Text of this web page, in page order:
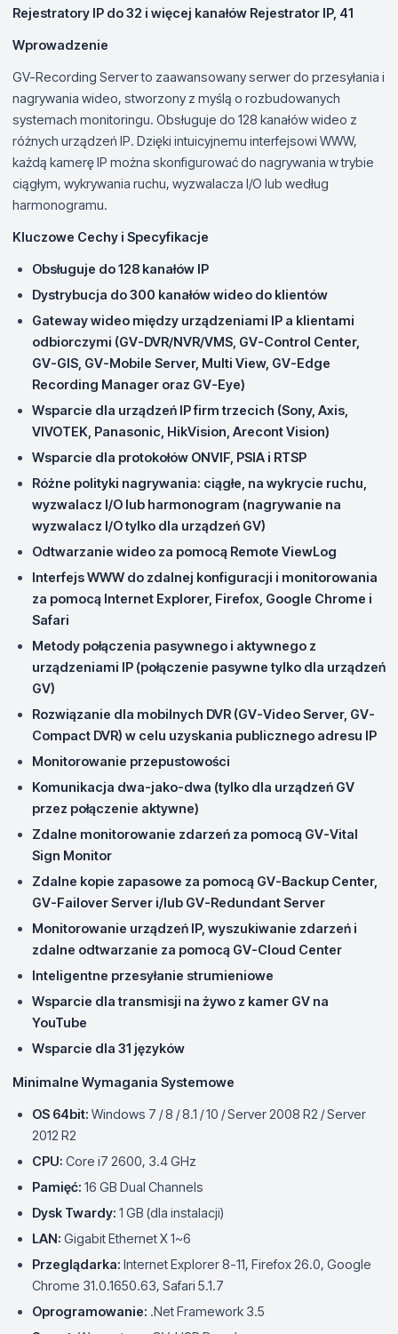
Rejestratory IP do 32 i więcej kanałów Rejestrator IP, 41
Wprowadzenie
GV-Recording Server to zaawansowany serwer do przesyłania i
nagrywania wideo, stworzony z myślą o rozbudowanych
systemach monitoringu. Obsługuje do 128 kanałów wideo z
różnych urządzeń IP. Dzięki intuicyjnemu interfejsowi WWW,
każdą kamerę IP można skonfigurować do nagrywania w trybie
ciągłym, wykrywania ruchu, wyzwalacza I/O lub według
harmonogramu.
Kluczowe Cechy i Specyfikacje
Obsługuje do 128 kanałów IP
Dystrybucja do 300 kanałów wideo do klientów
Gateway wideo między urządzeniami IP a klientami
odbiorczymi (GV-DVR/NVR/VMS, GV-Control Center,
GV-GIS, GV-Mobile Server, Multi View, GV-Edge
Recording Manager oraz GV-Eye)
Wsparcie dla urządzeń IP firm trzecich (Sony, Axis,
VIVOTEK, Panasonic, HikVision, Arecont Vision)
Wsparcie dla protokołów ONVIF, PSIA i RTSP
Różne polityki nagrywania: ciągłe, na wykrycie ruchu,
wyzwalacz I/O lub harmonogram (nagrywanie na
wyzwalacz I/O tylko dla urządzeń GV)
Odtwarzanie wideo za pomocą Remote ViewLog
Interfejs WWW do zdalnej konfiguracji i monitorowania
za pomocą Internet Explorer, Firefox, Google Chrome i
Safari
Metody połączenia pasywnego i aktywnego z
urządzeniami IP (połączenie pasywne tylko dla urządzeń
GV)
Rozwiązanie dla mobilnych DVR (GV-Video Server, GV-
Compact DVR) w celu uzyskania publicznego adresu IP
Monitorowanie przepustowości
Komunikacja dwa-jako-dwa (tylko dla urządzeń GV
przez połączenie aktywne)
Zdalne monitorowanie zdarzeń za pomocą GV-Vital
Sign Monitor
Zdalne kopie zapasowe za pomocą GV-Backup Center,
GV-Failover Server i/lub GV-Redundant Server
Monitorowanie urządzeń IP, wyszukiwanie zdarzeń i
zdalne odtwarzanie za pomocą GV-Cloud Center
Inteligentne przesyłanie strumieniowe
Wsparcie dla transmisji na żywo z kamer GV na
YouTube
Wsparcie dla 31 języków
Minimalne Wymagania Systemowe
OS 64bit: Windows 7 / 8 / 8.1 / 10 / Server 2008 R2 / Server
2012 R2
CPU: Core i7 2600, 3.4 GHz
Pamięć: 16 GB Dual Channels
Dysk Twardy: 1 GB (dla instalacji)
LAN: Gigabit Ethernet X 1~6
Przeglądarka: Internet Explorer 8-11, Firefox 26.0, Google
Chrome 31.0.1650.63, Safari 5.1.7
Oprogramowanie: .Net Framework 3.5